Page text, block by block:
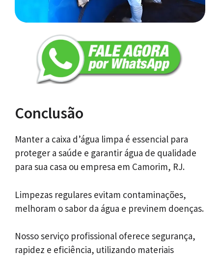
Conclusão
Manter a caixa d’água limpa é essencial para
proteger a saúde e garantir água de qualidade
para sua casa ou empresa em Camorim, RJ.
Limpezas regulares evitam contaminações,
melhoram o sabor da água e previnem doenças.
Nosso serviço profissional oferece segurança,
rapidez e eficiência, utilizando materiais